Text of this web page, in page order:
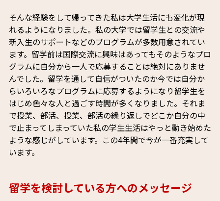
そんな経験をして帰ってきた私は大学生活にも変化が現
れるようになりました。私の大学では留学生との交流や
新入生のサポートなどのプログラムが多数用意されてい
ます。留学前は国際交流に興味はあってもそのようなプロ
グラムに自分から一人で応募することは絶対にありませ
んでした。留学を通して自信がついたのか今では自分か
らいろいろなプログラムに応募するようになり留学生を
はじめ色々な人と過ごす時間が多くなりました。それま
で授業、部活、授業、部活の繰り返しでどこか自分の中
で止まってしまっていた私の学生生活はやっと動き始めた
ような感じがしています。この4年間で今が一番充実して
います。
留学を検討している方へのメッセージ